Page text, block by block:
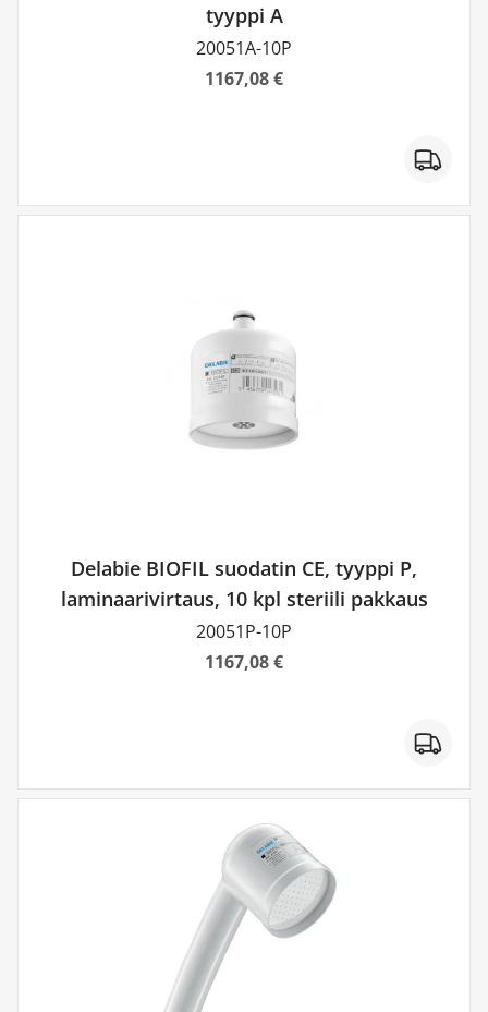
tyyppi A
20051A-10P
1167,08 €
Delabie BIOFIL suodatin CE, tyyppi P,
laminaarivirtaus, 10 kpl steriili pakkaus
20051P-10P
1167,08 €